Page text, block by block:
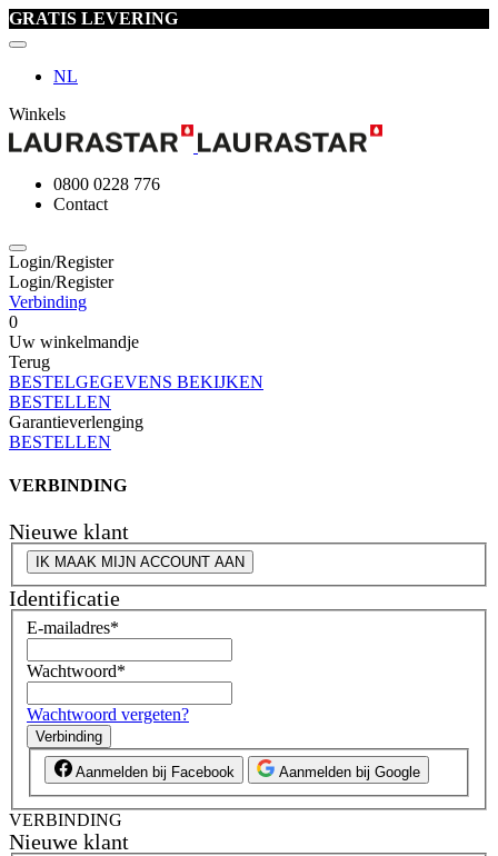
GRATIS LEVERING
NL
Winkels
0800 0228 776
Contact
Login/Register
Login/Register
Verbinding
0
Uw winkelmandje
Terug
BESTELGEGEVENS BEKIJKEN
BESTELLEN
Garantieverlenging
BESTELLEN
VERBINDING
Nieuwe klant
IK MAAK MIJN ACCOUNT AAN
Identificatie
E-mailadres*
Wachtwoord*
Wachtwoord vergeten?
Verbinding
Aanmelden bij Facebook Aanmelden bij Google
VERBINDING
Nieuwe klant